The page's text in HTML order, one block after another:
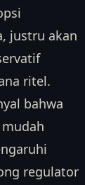
justru akan
ritel.
bahwa
regulator